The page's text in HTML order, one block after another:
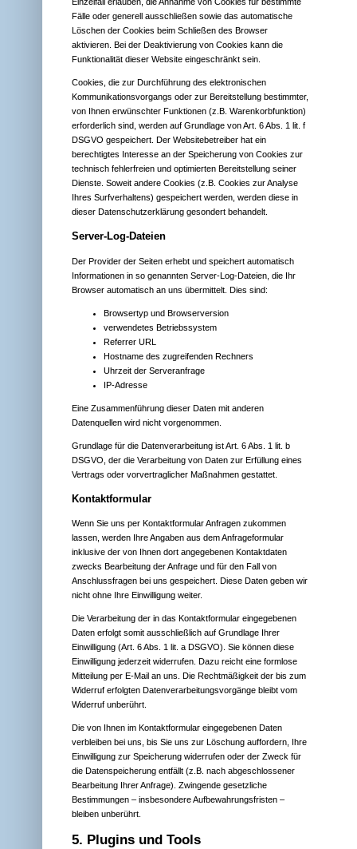
Fälle oder generell ausschließen sowie das automatische
Löschen der Cookies beim Schließen des Browser
aktivieren. Bei der Deaktivierung von Cookies kann die
Funktionalität dieser Website eingeschränkt sein.
Cookies, die zur Durchführung des elektronischen
Kommunikationsvorgangs oder zur Bereitstellung bestimmter,
von Ihnen erwünschter Funktionen (z.B. Warenkorbfunktion)
erforderlich sind, werden auf Grundlage von Art. 6 Abs. 1 lit. f
DSGVO gespeichert. Der Websitebetreiber hat ein
berechtigtes Interesse an der Speicherung von Cookies zur
technisch fehlerfreien und optimierten Bereitstellung seiner
Dienste. Soweit andere Cookies (z.B. Cookies zur Analyse
Ihres Surfverhaltens) gespeichert werden, werden diese in
dieser Datenschutzerklärung gesondert behandelt.
Server-Log-Dateien
Der Provider der Seiten erhebt und speichert automatisch
Informationen in so genannten Server-Log-Dateien, die Ihr
Browser automatisch an uns übermittelt. Dies sind:
Browsertyp und Browserversion
verwendetes Betriebssystem
Referrer URL
Hostname des zugreifenden Rechners
Uhrzeit der Serveranfrage
IP-Adresse
Eine Zusammenführung dieser Daten mit anderen
Datenquellen wird nicht vorgenommen.
Grundlage für die Datenverarbeitung ist Art. 6 Abs. 1 lit. b
DSGVO, der die Verarbeitung von Daten zur Erfüllung eines
Vertrags oder vorvertraglicher Maßnahmen gestattet.
Kontaktformular
Wenn Sie uns per Kontaktformular Anfragen zukommen
lassen, werden Ihre Angaben aus dem Anfrageformular
inklusive der von Ihnen dort angegebenen Kontaktdaten
zwecks Bearbeitung der Anfrage und für den Fall von
Anschlussfragen bei uns gespeichert. Diese Daten geben wir
nicht ohne Ihre Einwilligung weiter.
Die Verarbeitung der in das Kontaktformular eingegebenen
Daten erfolgt somit ausschließlich auf Grundlage Ihrer
Einwilligung (Art. 6 Abs. 1 lit. a DSGVO). Sie können diese
Einwilligung jederzeit widerrufen. Dazu reicht eine formlose
Mitteilung per E-Mail an uns. Die Rechtmäßigkeit der bis zum
Widerruf erfolgten Datenverarbeitungsvorgänge bleibt vom
Widerruf unberührt.
Die von Ihnen im Kontaktformular eingegebenen Daten
verbleiben bei uns, bis Sie uns zur Löschung auffordern, Ihre
Einwilligung zur Speicherung widerrufen oder der Zweck für
die Datenspeicherung entfällt (z.B. nach abgeschlossener
Bearbeitung Ihrer Anfrage). Zwingende gesetzliche
Bestimmungen – insbesondere Aufbewahrungsfristen –
bleiben unberührt.
5. Plugins und Tools